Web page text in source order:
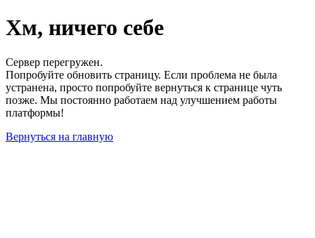
Хм, ничего себе
Сервер перегружен.
Попробуйте обновить страницу. Если проблема не была
устранена, просто попробуйте вернуться к странице чуть
позже. Мы постоянно работаем над улучшением работы
платформы!
Вернуться на главную